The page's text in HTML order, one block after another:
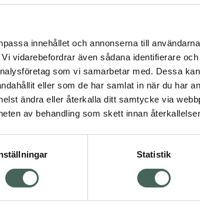
innehållet och annonserna till
vidarebefordrar även sådana identifierare
som vi samarbetar med. Dessa
eller som de har samlat in när du har
ändra eller återkalla ditt samtycke via
av behandling som skett innan
Statistik
120 kapslar
Pris
132 kr
Köp båda för:
471 kr
för
ug, 2500
nötdjur)
Visa